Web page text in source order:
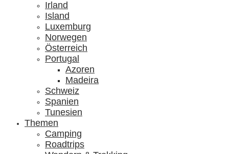
Irland
Island
Luxemburg
Norwegen
Österreich
Portugal
Azoren
Madeira
Schweiz
Spanien
Tunesien
Themen
Camping
Roadtrips